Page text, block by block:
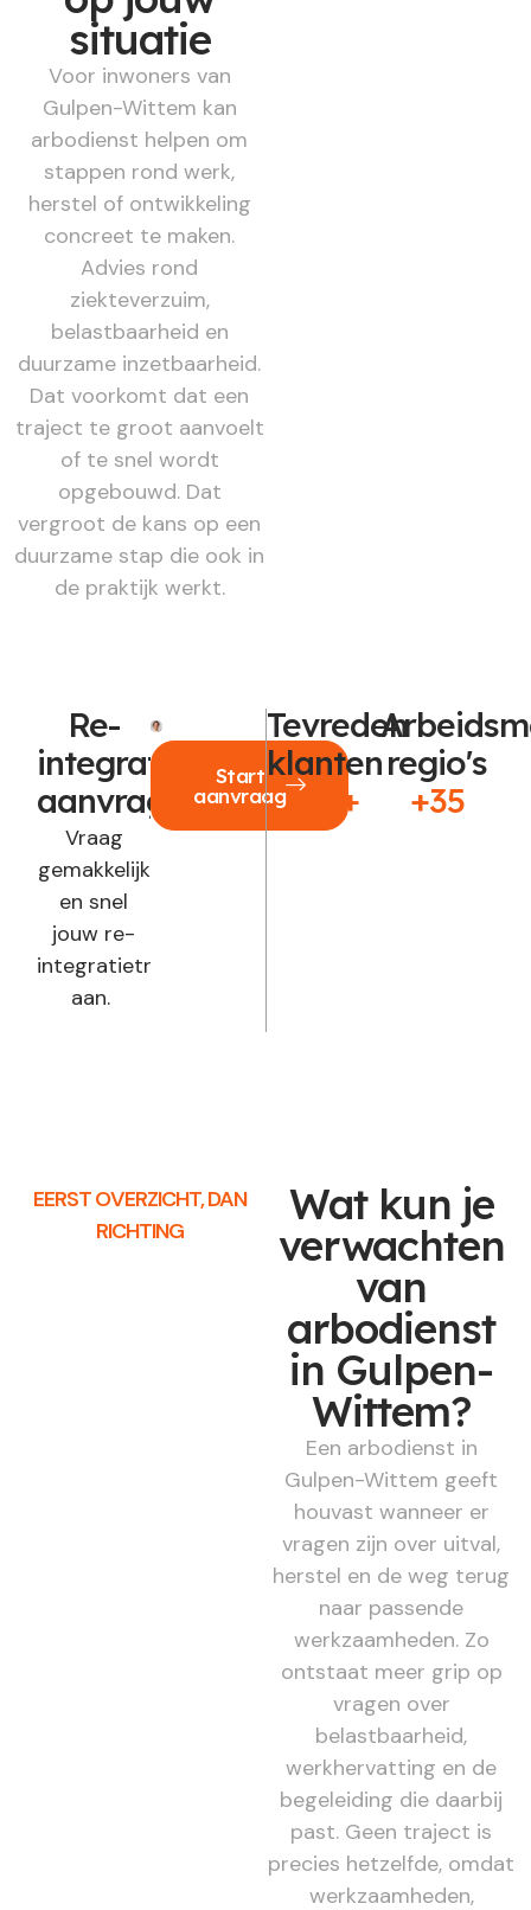
situatie
Voor inwoners van
Gulpen-Wittem kan
arbodienst helpen om
stappen rond werk,
herstel of ontwikkeling
concreet te maken.
Advies rond
ziekteverzuim,
belastbaarheid en
duurzame inzetbaarheid.
Dat voorkomt dat een
traject te groot aanvoelt
of te snel wordt
opgebouwd. Dat
vergroot de kans op een
duurzame stap die ook in
de praktijk werkt.
Re-
integratie
aanvragen?
Vraag
gemakkelijk
en snel
jouw re-
integratietraject
aan.
Start
aanvraag
Tevreden
klanten
250+
regio's
+35
EERST OVERZICHT, DAN
RICHTING
Wat kun je
verwachten
van
arbodienst
in Gulpen-
Wittem?
Een arbodienst in
Gulpen-Wittem geeft
houvast wanneer er
vragen zijn over uitval,
herstel en de weg terug
naar passende
werkzaamheden. Zo
ontstaat meer grip op
vragen over
belastbaarheid,
werkhervatting en de
begeleiding die daarbij
past. Geen traject is
precies hetzelfde, omdat
werkzaamheden,